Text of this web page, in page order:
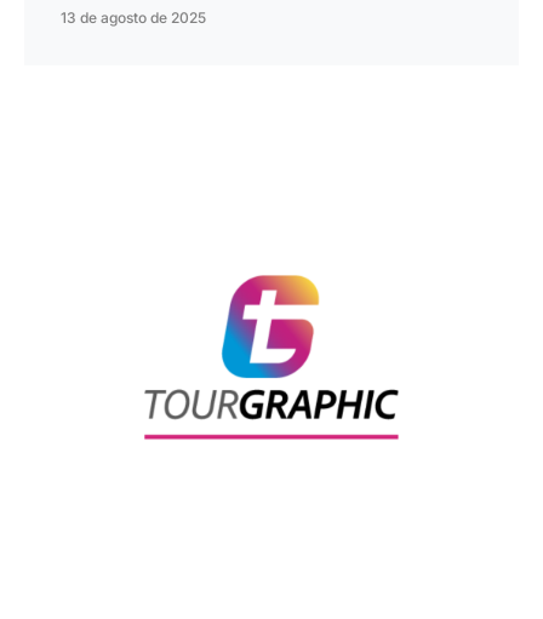
13 de agosto de 2025